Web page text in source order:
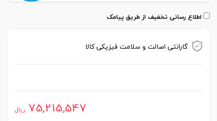
اطلاع رسانی تخفیف از طریق پیامک
گارانتی اصالت و سلامت فیزیکی کالا
75,215,547 ریال